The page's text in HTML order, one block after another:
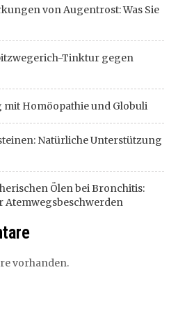
von Augentrost: Was Sie
Tinktur gegen
mit Homöopathie und Globuli
Natürliche Unterstützung
Ölen bei Bronchitis:
vorhanden.